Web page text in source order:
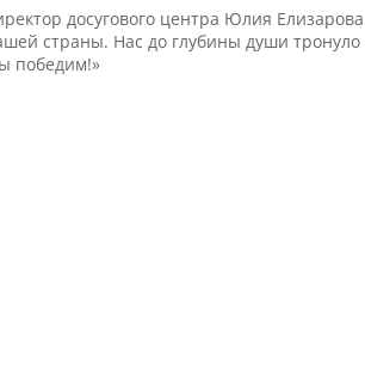
досугового центра Юлия
страны. Нас до глубины души
победим!»